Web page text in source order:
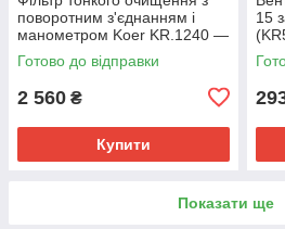
поворотним з'єднанням і
манометром Koer KR.1240 —
3/4" (KR5879)
Готово до відправки
2 560 ₴
Купити
15
Показати ще